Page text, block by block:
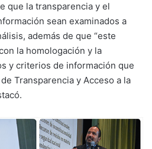
que la transparencia y el
sean examinados a
además de que “este
la homologación y la
y criterios de información que
Transparencia y Acceso a la